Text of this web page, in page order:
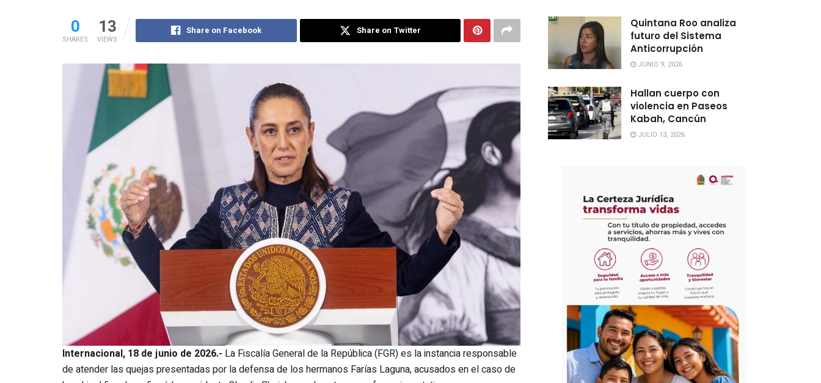
0
SHARES
13
VIEWS
Share on Facebook Share on Twitter
Internacional, 18 de junio de 2026.- La Fiscalía General de la República (FGR) es la instancia responsable
de atender las quejas presentadas por la defensa de los hermanos Farías Laguna, acusados en el caso de
Quintana Roo analiza
futuro del Sistema
Anticorrupción
JUNIO 9, 2026
Hallan cuerpo con
violencia en Paseos
Kabah, Cancún
JULIO 13, 2026